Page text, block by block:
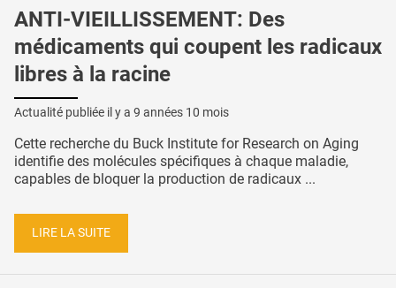
ANTI-VIEILLISSEMENT: Des
médicaments qui coupent les radicaux
libres à la racine
Actualité publiée il y a 9 années 10 mois
Cette recherche du Buck Institute for Research on Aging
identifie des molécules spécifiques à chaque maladie,
capables de bloquer la production de radicaux ...
LIRE LA SUITE